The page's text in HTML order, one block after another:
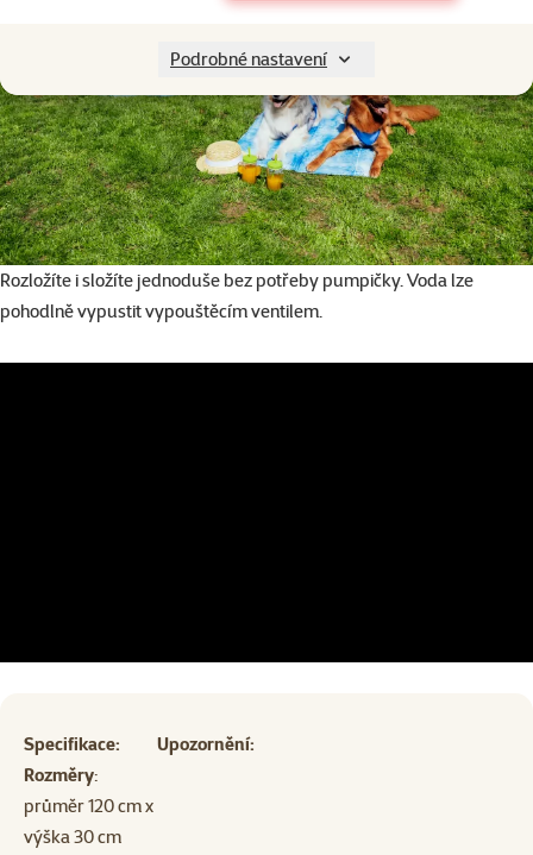
Podrobné nastavení
Rozložíte i složíte jednoduše bez potřeby pumpičky. Voda lze
pohodlně vypustit vypouštěcím ventilem.
Specifikace:
Upozornění:
Rozměry:
průměr 120 cm x
výška 30 cm